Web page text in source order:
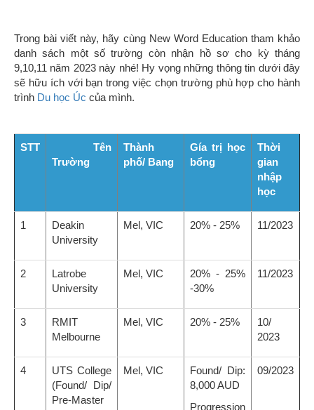
Trong bài viết này, hãy cùng New Word Education tham khảo
danh sách một số trường còn nhận hồ sơ cho kỳ tháng
9,10,11 năm 2023 này nhé! Hy vọng những thông tin dưới đây
sẽ hữu ích với bạn trong việc chọn trường phù hợp cho hành
trình Du học Úc của mình.
STT
Tên
Trường
Thành
phố/ Bang
Gía trị học
bổng
Thời
gian
nhập
học
1
Deakin
University
Mel, VIC 20% - 25% 11/2023
2
Latrobe
University
Mel, VIC
20% - 25%
-30%
11/2023
3
RMIT
Melbourne
Mel, VIC 20% - 25%
10/
2023
4
UTS College
(Found/ Dip/
Pre-Master
Mel, VIC
Found/ Dip:
8,000 AUD
Progression
09/2023